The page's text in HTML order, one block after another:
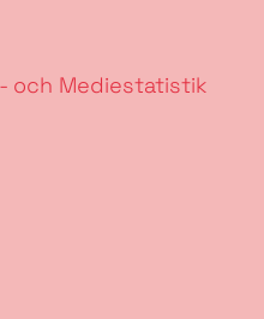
och Mediestatistik